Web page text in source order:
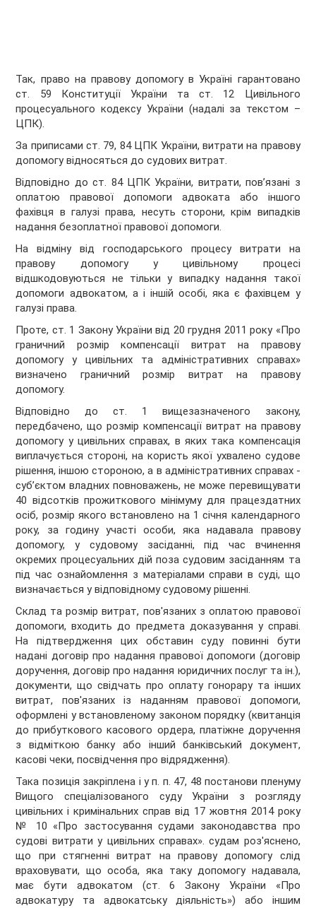
Так, право на правову допомогу в Україні гарантовано
ст. 59 Конституції України та ст. 12 Цивільного
процесуального кодексу України (надалі за текстом –
ЦПК).
За приписами ст. 79, 84 ЦПК України, витрати на правову
допомогу відносяться до судових витрат.
Відповідно до ст. 84 ЦПК України, витрати, пов’язані з
оплатою правової допомоги адвоката або іншого
фахівця в галузі права, несуть сторони, крім випадків
надання безоплатної правової допомоги.
На відміну від господарського процесу витрати на
правову допомогу у цивільному процесі
відшкодовуються не тільки у випадку надання такої
допомоги адвокатом, а і іншій особі, яка є фахівцем у
галузі права.
Проте, ст. 1 Закону України від 20 грудня 2011 року «Про
граничний розмір компенсації витрат на правову
допомогу у цивільних та адміністративних справах»
визначено граничний розмір витрат на правову
допомогу.
Відповідно до ст. 1 вищезазначеного закону,
передбачено, що розмір компенсації витрат на правову
допомогу у цивільних справах, в яких така компенсація
виплачується стороні, на користь якої ухвалено судове
рішення, іншою стороною, а в адміністративних справах -
суб’єктом владних повноважень, не може перевищувати
40 відсотків прожиткового мінімуму для працездатних
осіб, розмір якого встановлено на 1 січня календарного
року, за годину участі особи, яка надавала правову
допомогу, у судовому засіданні, під час вчинення
окремих процесуальних дій поза судовим засіданням та
під час ознайомлення з матеріалами справи в суді, що
визначається у відповідному судовому рішенні.
Склад та розмір витрат, пов'язаних з оплатою правової
допомоги, входить до предмета доказування у справі.
На підтвердження цих обставин суду повинні бути
надані договір про надання правової допомоги (договір
доручення, договір про надання юридичних послуг та ін.),
документи, що свідчать про оплату гонорару та інших
витрат, пов'язаних із наданням правової допомоги,
оформлені у встановленому законом порядку (квитанція
до прибуткового касового ордера, платіжне доручення
з відміткою банку або інший банківський документ,
касові чеки, посвідчення про відрядження).
Така позиція закріплена і у п. п. 47, 48 постанови пленуму
Вищого спеціалізованого суду України з розгляду
цивільних і кримінальних справ від 17 жовтня 2014 року
№ 10 «Про застосування судами законодавства про
судові витрати у цивільних справах». судам роз'яснено,
що при стягненні витрат на правову допомогу слід
враховувати, що особа, яка таку допомогу надавала,
має бути адвокатом (ст. 6 Закону України «Про
адвокатуру та адвокатську діяльність») або іншим